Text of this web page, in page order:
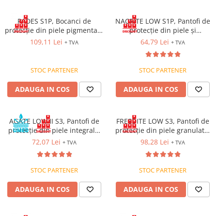
Jachete| Bluze Ignifuge
Mânecuțe Ignifuge
Pantaloni Ignifugi
PADES S1P, Bocanci de
protecție din piele pigmentată
de bovină, bombeu și lamelă
109,11 Lei + TVA
STOC PARTENER
ADAUGA IN COS
NACRITE LOW S1P, Pantofi de
protecție din piele și
poliuretan, bombeu și lamelă
SRC
64,79 Lei + TVA
STOC PARTENER
ADAUGA IN COS
AGATE LOW II S3, Pantofi de
protecție din piele integrală,
bombeu și lamelă
hidrofobizate, talpă SRC
72,07 Lei + TVA
STOC PARTENER
ADAUGA IN COS
FREEDITE LOW S3, Pantofi de
protecție din piele granulată,
bombeu compozit, lamelă
98,28 Lei + TVA
STOC PARTENER
ADAUGA IN COS